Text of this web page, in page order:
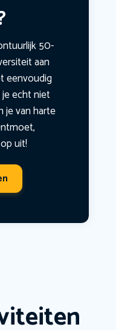
50-
aan
eenvoudig
echt niet
je van harte
uit!